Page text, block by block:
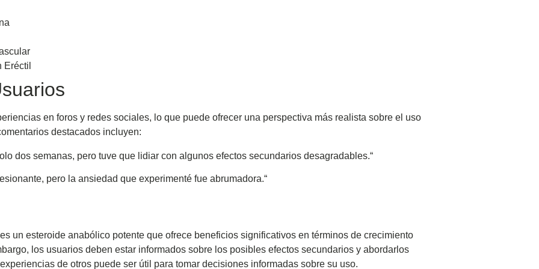
en foros y redes sociales, lo que puede ofrecer una perspectiva más realista sobre el uso
destacados incluyen:
dos semanas, pero tuve que lidiar con algunos efectos secundarios desagradables.“
pero la ansiedad que experimenté fue abrumadora.“
un esteroide anabólico potente que ofrece beneficios significativos en términos de crecimiento
los usuarios deben estar informados sobre los posibles efectos secundarios y abordarlos
de otros puede ser útil para tomar decisiones informadas sobre su uso.